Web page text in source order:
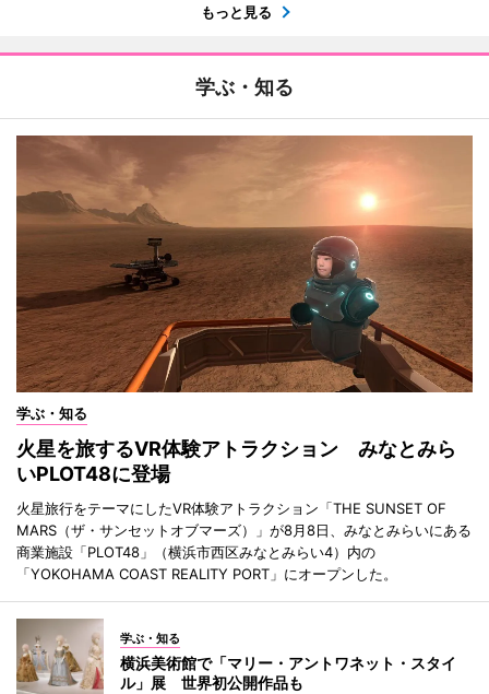
もっと見る
学ぶ・知る
学ぶ・知る
火星を旅するVR体験アトラクション みなとみら
いPLOT48に登場
火星旅行をテーマにしたVR体験アトラクション「THE SUNSET OF
MARS（ザ・サンセットオブマーズ）」が8月8日、みなとみらいにある
商業施設「PLOT48」（横浜市西区みなとみらい4）内の
「YOKOHAMA COAST REALITY PORT」にオープンした。
学ぶ・知る
横浜美術館で「マリー・アントワネット・スタイ
ル」展 世界初公開作品も